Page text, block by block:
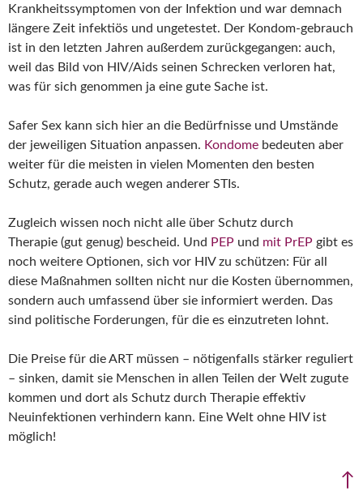
Krankheitssymptomen von der Infektion und war demnach
längere Zeit infektiös und ungetestet. Der Kondom-gebrauch
ist in den letzten Jahren außerdem zurückgegangen: auch,
weil das Bild von HIV/Aids seinen Schrecken verloren hat,
was für sich genommen ja eine gute Sache ist.
Safer Sex kann sich hier an die Bedürfnisse und Umstände
der jeweiligen Situation anpassen. Kondome bedeuten aber
weiter für die meisten in vielen Momenten den besten
Schutz, gerade auch wegen anderer STIs.
Zugleich wissen noch nicht alle über Schutz durch
Therapie (gut genug) bescheid. Und PEP und mit PrEP gibt es
noch weitere Optionen, sich vor HIV zu schützen: Für all
diese Maßnahmen sollten nicht nur die Kosten übernommen,
sondern auch umfassend über sie informiert werden. Das
sind politische Forderungen, für die es einzutreten lohnt.
Die Preise für die ART müssen – nötigenfalls stärker reguliert
– sinken, damit sie Menschen in allen Teilen der Welt zugute
kommen und dort als Schutz durch Therapie effektiv
Neuinfektionen verhindern kann. Eine Welt ohne HIV ist
möglich!
↑